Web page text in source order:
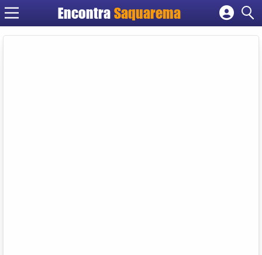
Encontra Saquarema
Cadastrar empresa